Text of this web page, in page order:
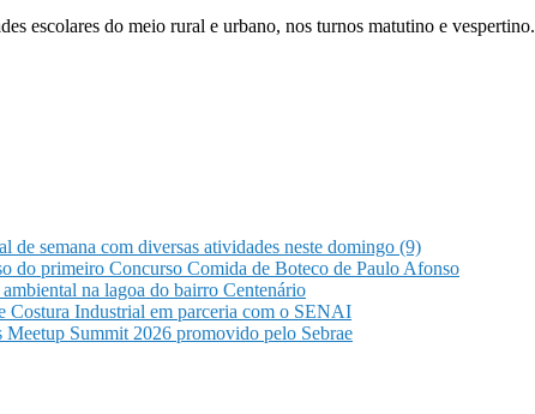
escolares do meio rural e urbano, nos turnos matutino e vespertino.
semana com diversas atividades neste domingo (9)
do primeiro Concurso Comida de Boteco de Paulo Afonso
na lagoa do bairro Centenário
Costura Industrial em parceria com o SENAI
Summit 2026 promovido pelo Sebrae